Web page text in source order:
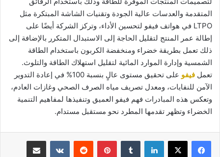
المتقدمة والعدسات عالية الجودة وتقنيات الشاشة المبتكرة مثل
LTPO في هواتف فيفو لتحسين الأداء، وتركز الشركة أيضًا على
إطالة عمر المنتج لتقليل الحاجة إلى الاستبدال المتكرر بالإضافة إلى
ذلك تعمل بطريقة خضراء ومنخفضة الكربون باستخدام الطاقة
الشمسية وإدارة الموارد المائية لتقليل استهلاك الطاقة والتلوث.
تعمل فيفو
على تحقيق مستوى عالٍ بنسبة 100% في إعادة التدوير
الآمن للنفايات، ومعدل تصريف مياه الصرف الصحي وغازات العادم،
وتعكس هذه المبادرات فهم فيفو العميق وتنفيذها لمفاهيم التنمية
الخضراء وتظهر تقدمها المطرد نحو مستقبل مستدام.
لينكدإن بينتيريست مشاركة عبر البريد